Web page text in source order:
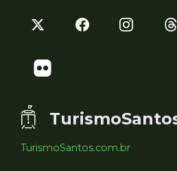
TurismoSantos.com.br